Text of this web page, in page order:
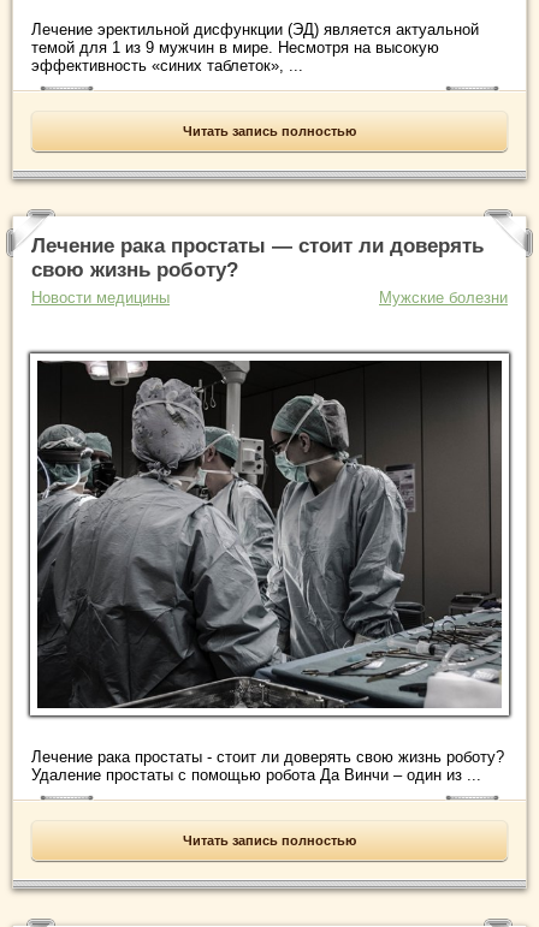
Лечение эректильной дисфункции (ЭД) является актуальной
темой для 1 из 9 мужчин в мире. Несмотря на высокую
эффективность «синих таблеток», ...
Читать запись полностью
Лечение рака простаты — стоит ли доверять
свою жизнь роботу?
Новости медицины Мужские болезни
Лечение рака простаты - стоит ли доверять свою жизнь роботу?
Удаление простаты с помощью робота Да Винчи – один из ...
Читать запись полностью